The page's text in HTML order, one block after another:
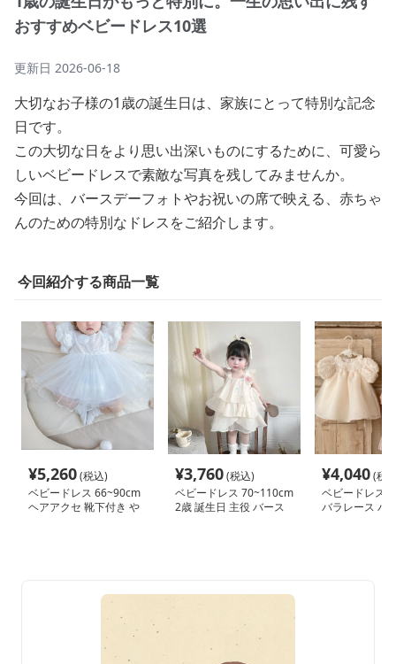
おすすめベビードレス10選
更新日 2026-06-18
大切なお子様の1歳の誕生日は、家族にとって特別な記念
日です。
この大切な日をより思い出深いものにするために、可愛ら
しいベビードレスで素敵な写真を残してみませんか。
今回は、バースデーフォトやお祝いの席で映える、赤ちゃ
んのための特別なドレスをご紹介します。
今回紹介する商品一覧
¥5,260(税込)
ベビードレス 66~90cm
ヘアアクセ 靴下付き や
¥3,760(税込)
ベビードレス 70~110cm
2歳 誕生日 主役 バース
¥4,040(税
ベビードレス
バラレース バ